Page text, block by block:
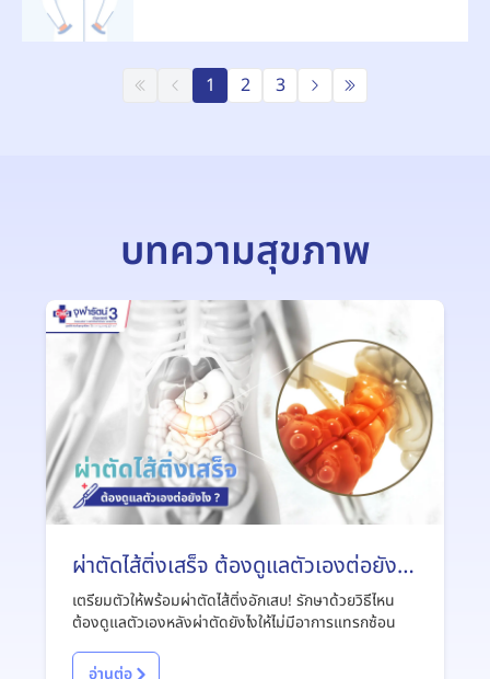
1 2 3
บทความสุขภาพ
ผ่าตัดไส้ติ่งเสร็จ ต้องดูแลตัวเองต่อยังไง
?
เตรียมตัวให้พร้อมผ่าตัดไส้ติ่งอักเสบ! รักษาด้วยวิธีไหน
ต้องดูแลตัวเองหลังผ่าตัดยังไงให้ไม่มีอาการแทรกซ้อน
อ่านต่อ